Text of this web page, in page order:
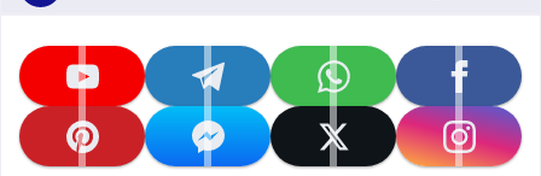
تابعنا على facebook تابعنا على whatsapp تابعنا على telegram تابعنا على youtube
تابعنا على instagram تابعنا على x تابعنا على messenger تابعنا على pinterest